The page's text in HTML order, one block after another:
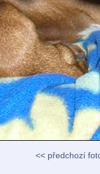
<< předchozí